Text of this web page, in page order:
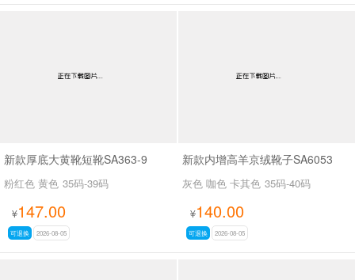
新款厚底大黄靴短靴SA363-9
粉红色 黄色 35码-39码
¥147.00
可退换 2026-08-05
新款内增高羊京绒靴子SA6053
灰色 咖色 卡其色 35码-40码
¥140.00
可退换 2026-08-05